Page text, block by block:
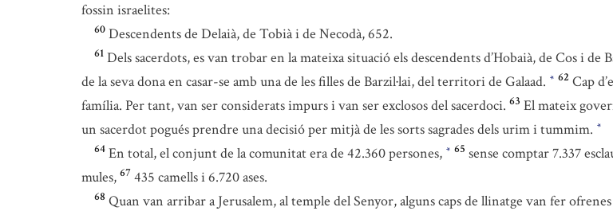
fossin israelites:
60 Descendents de Delaià, de Tobià i de Necodà, 652.
61 Dels sacerdots, es van trobar en la mateixa situació els descendents d’Hobaià, de Cos i
de la seva dona en casar-se amb una de les filles de Barzil·lai, del territori de Galaad. * 62 Cap
família. Per tant, van ser considerats impurs i van ser exclosos del sacerdoci. 63 El mateix
un sacerdot pogués prendre una decisió per mitjà de les sorts sagrades dels urim i tummim. *
64 En total, el conjunt de la comunitat era de 42.360 persones, * 65 sense comptar 7.337
mules, 67 435 camells i 6.720 ases.
68 Quan van arribar a Jerusalem, al temple del Senyor, alguns caps de llinatge van fer